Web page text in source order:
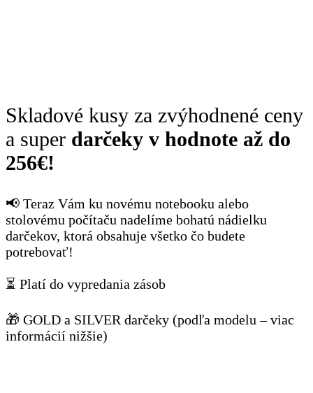
Skladové kusy za zvýhodnené ceny
a super darčeky v hodnote až do
256€!
📢 Teraz Vám ku novému notebooku alebo
stolovému počítaču nadelíme bohatú nádielku
darčekov, ktorá obsahuje všetko čo budete
potrebovať!
⏳ Platí do vypredania zásob
🎁 GOLD a SILVER darčeky (podľa modelu – viac
informácií nižšie)